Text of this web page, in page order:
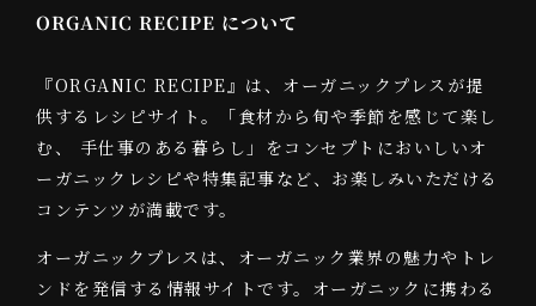
ORGANIC RECIPE について
『ORGANIC RECIPE』は、オーガニックプレスが提
供するレシピサイト。「食材から旬や季節を感じて楽し
む、 手仕事のある暮らし」をコンセプトにおいしいオ
ーガニックレシピや特集記事など、お楽しみいただける
コンテンツが満載です。
オーガニックプレスは、オーガニック業界の魅力やトレ
ンドを発信する情報サイトです。オーガニックに携わる